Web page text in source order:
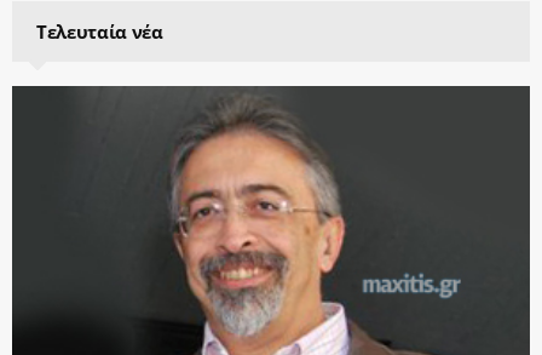
Τελευταία νέα